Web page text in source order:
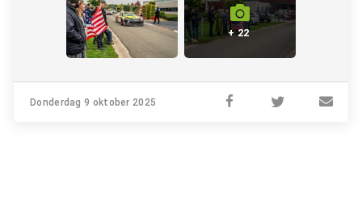
+ 22
Donderdag 9 oktober 2025